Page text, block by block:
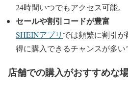
24時間いつでもアクセス可能。
セールや割引コードが豊富
SHEINアプリ では頻繁に割引
得に購入できるチャンスが多い
店舗での購入がおすすめな